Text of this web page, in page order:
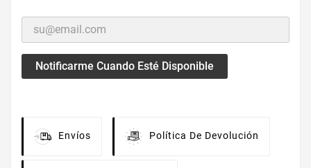
Notificarme Cuando Esté Disponible
Envíos Política De Devolución